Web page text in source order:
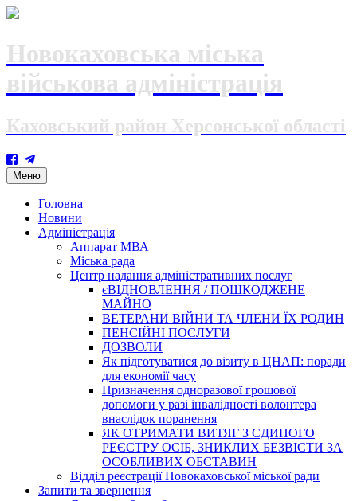
Новокаховська міська
військова адміністрація
Каховський район Херсонської області
Меню Skip
to
content
Головна
Новини
Адміністрація
Аппарат МВА
Міська рада
Центр надання адміністративних послуг
єВІДНОВЛЕННЯ / ПОШКОДЖЕНЕ
МАЙНО
ВЕТЕРАНИ ВІЙНИ ТА ЧЛЕНИ ЇХ РОДИН
ПЕНСІЙНІ ПОСЛУГИ
ДОЗВОЛИ
Як підготуватися до візиту в ЦНАП: поради
для економії часу
Призначення одноразової грошової
допомоги у разі інвалідності волонтера
внаслідок поранення
ЯК ОТРИМАТИ ВИТЯГ З ЄДИНОГО
РЕЄСТРУ ОСІБ, ЗНИКЛИХ БЕЗВІСТИ ЗА
ОСОБЛИВИХ ОБСТАВИН
Відділ реєстрації Новокаховської міської ради
Запити та звернення